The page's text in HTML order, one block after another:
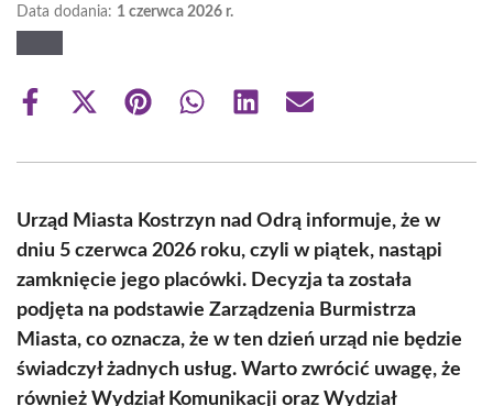
Data dodania: 1 czerwca 2026 r.
Share
Share
(Twitter)
Share Share Share Share
Urząd Miasta Kostrzyn nad Odrą informuje, że w
dniu 5 czerwca 2026 roku, czyli w piątek, nastąpi
zamknięcie jego placówki. Decyzja ta została
podjęta na podstawie Zarządzenia Burmistrza
Miasta, co oznacza, że w ten dzień urząd nie będzie
świadczył żadnych usług. Warto zwrócić uwagę, że
również Wydział Komunikacji oraz Wydział